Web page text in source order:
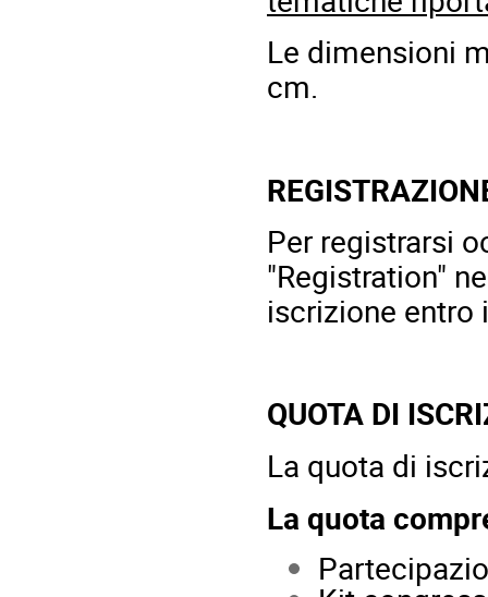
Le dimensioni
cm.
Per registrarsi
"Registration"
iscrizione
QUOTA DI
La quota di
La quota